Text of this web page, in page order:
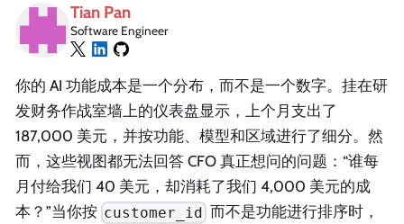
Tian Pan
Software Engineer
你的 AI 功能成本是一个分布，而不是一个数字。挂在研
发财务作战室墙上的仪表盘显示，上个月支出了
187,000 美元，并按功能、模型和区域进行了细分。然
而，这些视图都无法回答 CFO 真正想问的问题：“谁每
月付给我们 40 美元，却消耗了我们 4,000 美元的成
本？”当你按 customer_id 而不是功能进行排序时，